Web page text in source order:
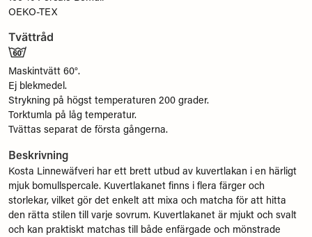
OEKO-TEX
Tvättråd
Maskintvätt 60°.
Ej blekmedel.
Strykning på högst temperaturen 200 grader.
Torktumla på låg temperatur.
Tvättas separat de första gångerna.
Beskrivning
Kosta Linnewäfveri har ett brett utbud av kuvertlakan i en härligt
mjuk bomullspercale. Kuvertlakanet finns i flera färger och
storlekar, vilket gör det enkelt att mixa och matcha för att hitta
den rätta stilen till varje sovrum. Kuvertlakanet är mjukt och svalt
och kan praktiskt matchas till både enfärgade och mönstrade